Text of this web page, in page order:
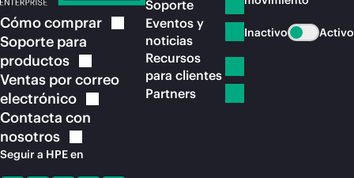
Cómocomprar
Soporte para
productos
Ventas por correo
electrónico
Contacta con
nosotros
Seguir a HPE en
Soporte
Eventos y
noticias
Recursos
para clientes
Partners
Inactivo Activo